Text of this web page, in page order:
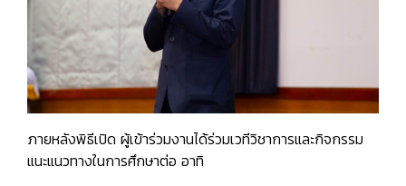
ภายหลังพิธีเปิด ผู้เข้าร่วมงานได้ร่วมเวทีวิชาการและกิจกรรม
แนะแนวทางในการศึกษาต่อ อาทิ